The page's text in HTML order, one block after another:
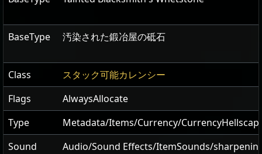
BaseType 汚染された鍛冶屋の砥石
Class
スタック可能カレンシー
Flags
AlwaysAllocate
Type
Metadata/Items/Currency/
Sound
Audio/Sound Effects/ItemSounds/